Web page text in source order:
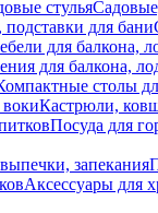
стулья
подставки для бани
для балкона,
для балкона,
столы
Кастрюли,
Посуда для
запекания
Аксессуары для